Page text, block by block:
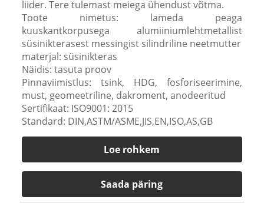
liider. Tere tulemast meiega ühendust võtma.
Toote nimetus: lameda peaga
kuuskantkorpusega alumiiniumlehtmetallist
süsinikterasest messingist silindriline neetmutter
materjal: süsinikteras
Näidis: tasuta proov
Pinnaviimistlus: tsink, HDG, fosforiseerimine,
must, geomeetriline, dakroment, anodeeritud
Sertifikaat: ISO9001: 2015
Standard: DIN,ASTM/ASME,JIS,EN,ISO,AS,GB
Loe rohkem
Saada päring